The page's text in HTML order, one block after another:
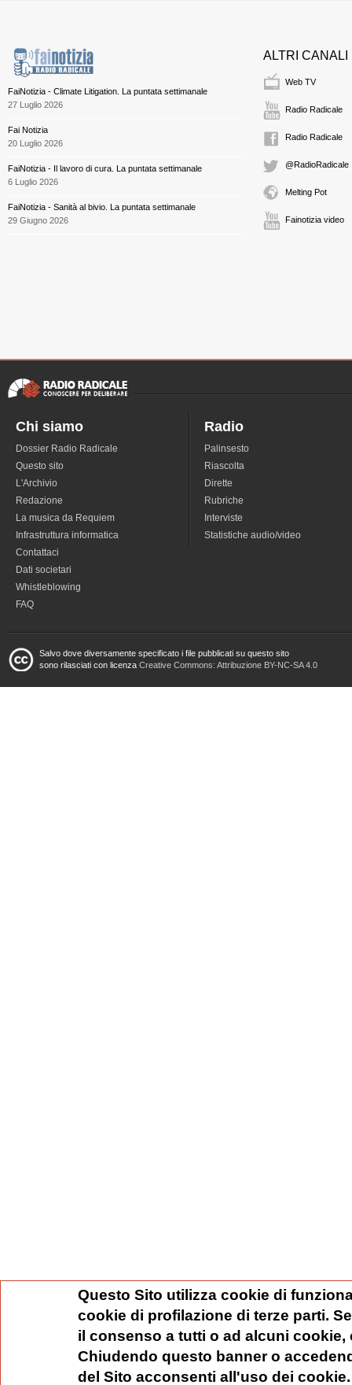
FaiNotizia - Climate Litigation. La puntata settimanale
27 Luglio 2026
Fai Notizia
20 Luglio 2026
FaiNotizia - Il lavoro di cura. La puntata settimanale
6 Luglio 2026
FaiNotizia - Sanità al bivio. La puntata settimanale
29 Giugno 2026
ALTRI CANALI
Web TV
Radio Radicale
Radio Radicale
@RadioRadicale
Melting Pot
Fainotizia video
Chi siamo
Dossier Radio Radicale
Questo sito
L'Archivio
Redazione
La musica da Requiem
Infrastruttura informatica
Contattaci
Dati societari
Whistleblowing
FAQ
Radio
Palinsesto
Riascolta
Dirette
Rubriche
Interviste
Statistiche audio/video
Salvo dove diversamente specificato i file pubblicati su questo sito
sono rilasciati con licenza Creative Commons: Attribuzione BY-NC-SA 4.0
Questo Sito utilizza cookie di
cookie di profilazione di terze parti.
il consenso a tutti o ad alcuni
Chiudendo questo banner o
del Sito acconsenti all'uso dei cookie.